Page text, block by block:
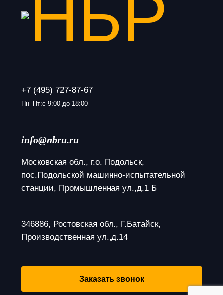
+7 (495) 727-87-67
Пн–Пт:с 9:00 до 18:00
info@nbru.ru
Московская обл., г.о. Подольск,
пос.Подольской машинно-испытательной
станции, Промышленная ул.,д.1 Б
346886, Ростовская обл., Г.Батайск,
Производственная ул.,д.14
Заказать звонок